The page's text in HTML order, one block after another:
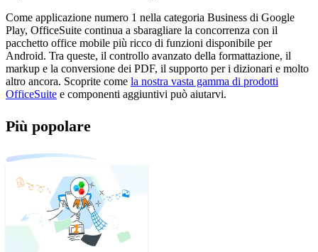
Come applicazione numero 1 nella categoria Business di Google
Play, OfficeSuite continua a sbaragliare la concorrenza con il
pacchetto office mobile più ricco di funzioni disponibile per
Android. Tra queste, il controllo avanzato della formattazione, il
markup e la conversione dei PDF, il supporto per i dizionari e molto
altro ancora. Scoprite come la nostra vasta gamma di prodotti
OfficeSuite e componenti aggiuntivi può aiutarvi.
Più popolare